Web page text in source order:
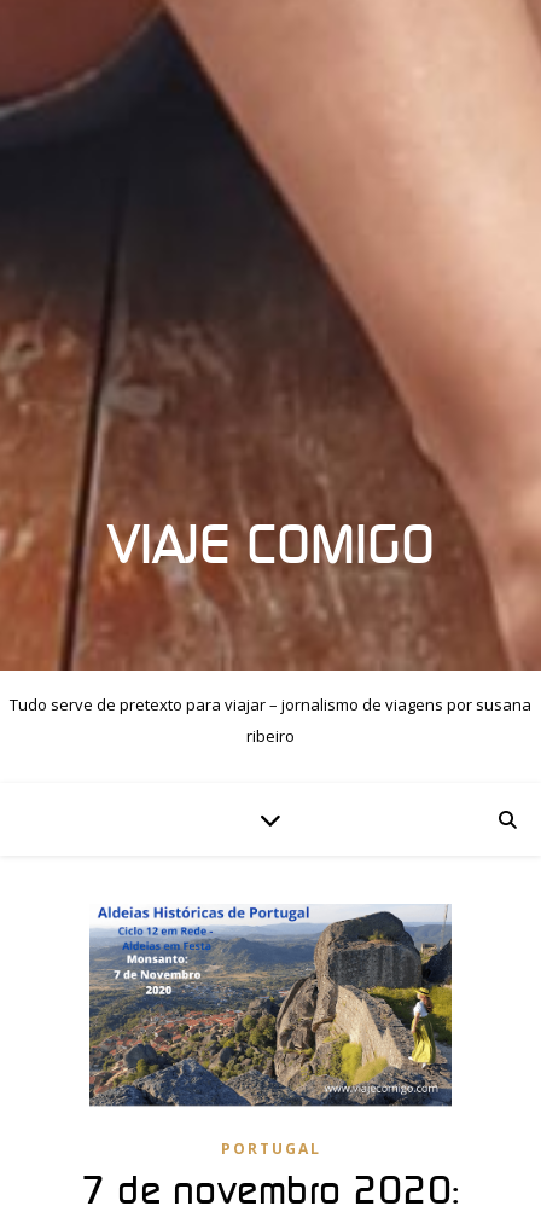
VIAJE COMIGO
Tudo serve de pretexto para viajar – jornalismo de viagens por susana
ribeiro
PORTUGAL
7 de novembro 2020: